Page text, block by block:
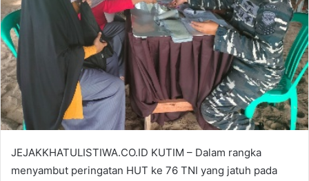
JEJAKKHATULISTIWA.CO.ID KUTIM – Dalam rangka
menyambut peringatan HUT ke 76 TNI yang jatuh pada